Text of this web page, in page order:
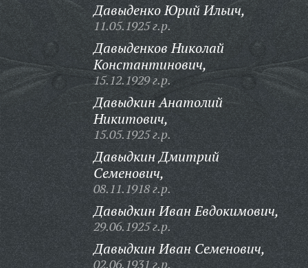
Давыденко Юрий Ильич,
11.05.1925 г.р.
Давыденков Николай
Константинович,
15.12.1929 г.р.
Давыдкин Анатолий
Никитович,
15.05.1925 г.р.
Давыдкин Дмитрий
Семенович,
08.11.1918 г.р.
Давыдкин Иван Евдокимович,
29.06.1925 г.р.
Давыдкин Иван Семенович,
02.06.1931 г.р.